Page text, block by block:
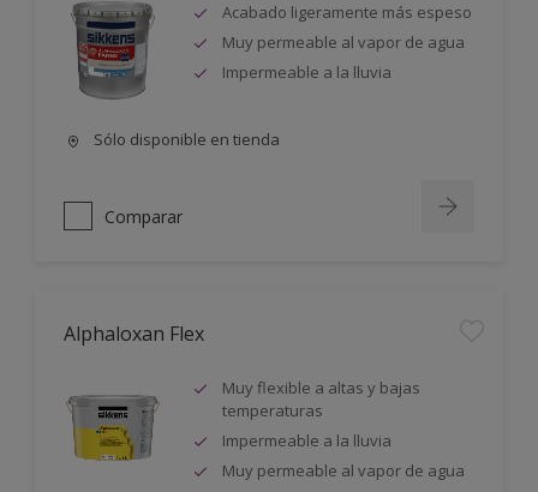
Acabado ligeramente más espeso
Muy permeable al vapor de agua
Impermeable a la lluvia
Sólo disponible en tienda
Comparar
Alphaloxan Flex
Muy flexible a altas y bajas
temperaturas
Impermeable a la lluvia
Muy permeable al vapor de agua